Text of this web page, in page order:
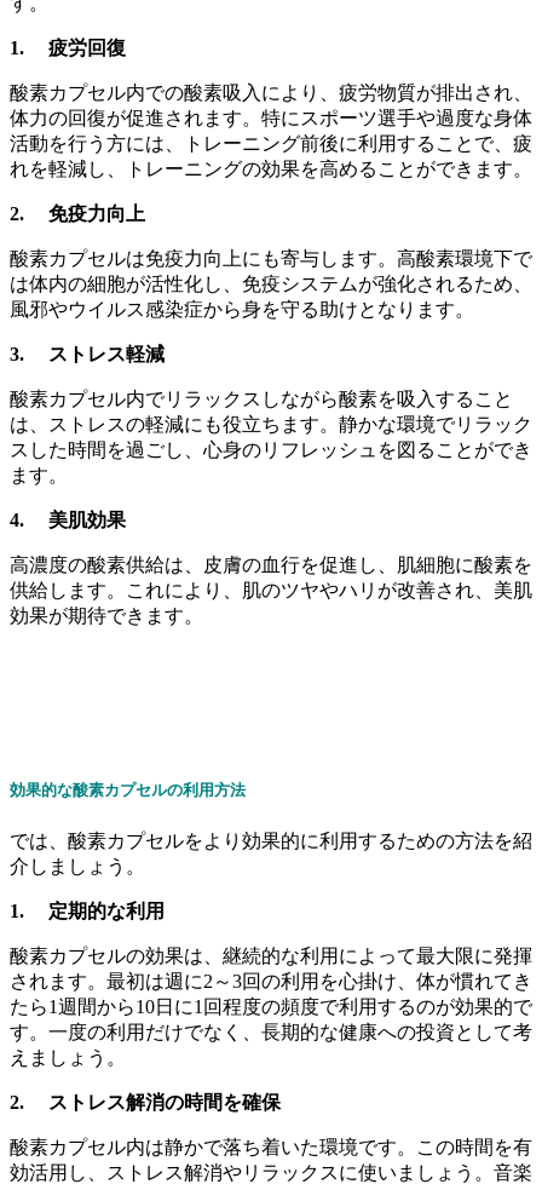
1. 疲労回復
酸素カプセル内での酸素吸入により、疲労物質が排出され、
体力の回復が促進されます。特にスポーツ選手や過度な身体
活動を行う方には、トレーニング前後に利用することで、疲
れを軽減し、トレーニングの効果を高めることができます。
2. 免疫力向上
酸素カプセルは免疫力向上にも寄与します。高酸素環境下で
は体内の細胞が活性化し、免疫システムが強化されるため、
風邪やウイルス感染症から身を守る助けとなります。
3. ストレス軽減
酸素カプセル内でリラックスしながら酸素を吸入すること
は、ストレスの軽減にも役立ちます。静かな環境でリラック
スした時間を過ごし、心身のリフレッシュを図ることができ
ます。
4. 美肌効果
高濃度の酸素供給は、皮膚の血行を促進し、肌細胞に酸素を
供給します。これにより、肌のツヤやハリが改善され、美肌
効果が期待できます。
効果的な酸素カプセルの利用方法
では、酸素カプセルをより効果的に利用するための方法を紹
介しましょう。
1. 定期的な利用
酸素カプセルの効果は、継続的な利用によって最大限に発揮
されます。最初は週に2～3回の利用を心掛け、体が慣れてき
たら1週間から10日に1回程度の頻度で利用するのが効果的で
す。一度の利用だけでなく、長期的な健康への投資として考
えましょう。
2. ストレス解消の時間を確保
酸素カプセル内は静かで落ち着いた環境です。この時間を有
効活用し、ストレス解消やリラックスに使いましょう。音楽